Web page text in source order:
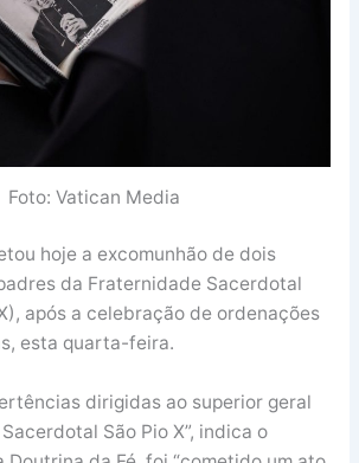
Foto: Vatican Media
hoje a excomunhão de dois
da Fraternidade Sacerdotal
após a celebração de ordenações
esta quarta-feira.
dirigidas ao superior geral
São Pio X”, indica o